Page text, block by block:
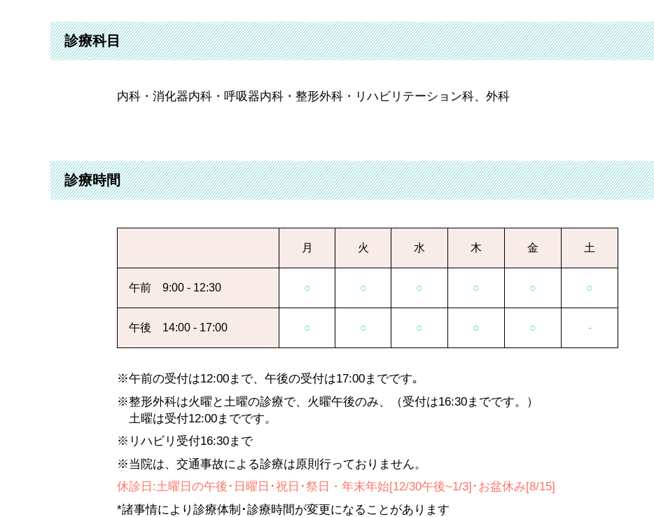
診療科目
内科・消化器内科・呼吸器内科・整形外科・リハビリテーション科、外科
診療時間
月 火 水 木 金 土
午前 9:00 - 12:30 ○ ○ ○ ○ ○ ○
午後 14:00 - 17:00 ○ ○ ○ ○ ○ -
※午前の受付は12:00まで、午後の受付は17:00までです｡
※整形外科は火曜と 土曜の診療で、火曜午後のみ、（受付は16:30までです。）
土曜は受付12:00までです。
※リハビリ受付16:30まで
※当院は、交通事故による診療は原則行っておりません。
休診日:土曜日の午後･日曜日･祝日･祭日・年末年始[12/30午後~1/3]･お盆休み[8/15]
*諸事情により診療体制･診療時間が変更になることがあります